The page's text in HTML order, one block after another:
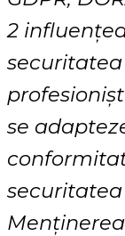
2
se